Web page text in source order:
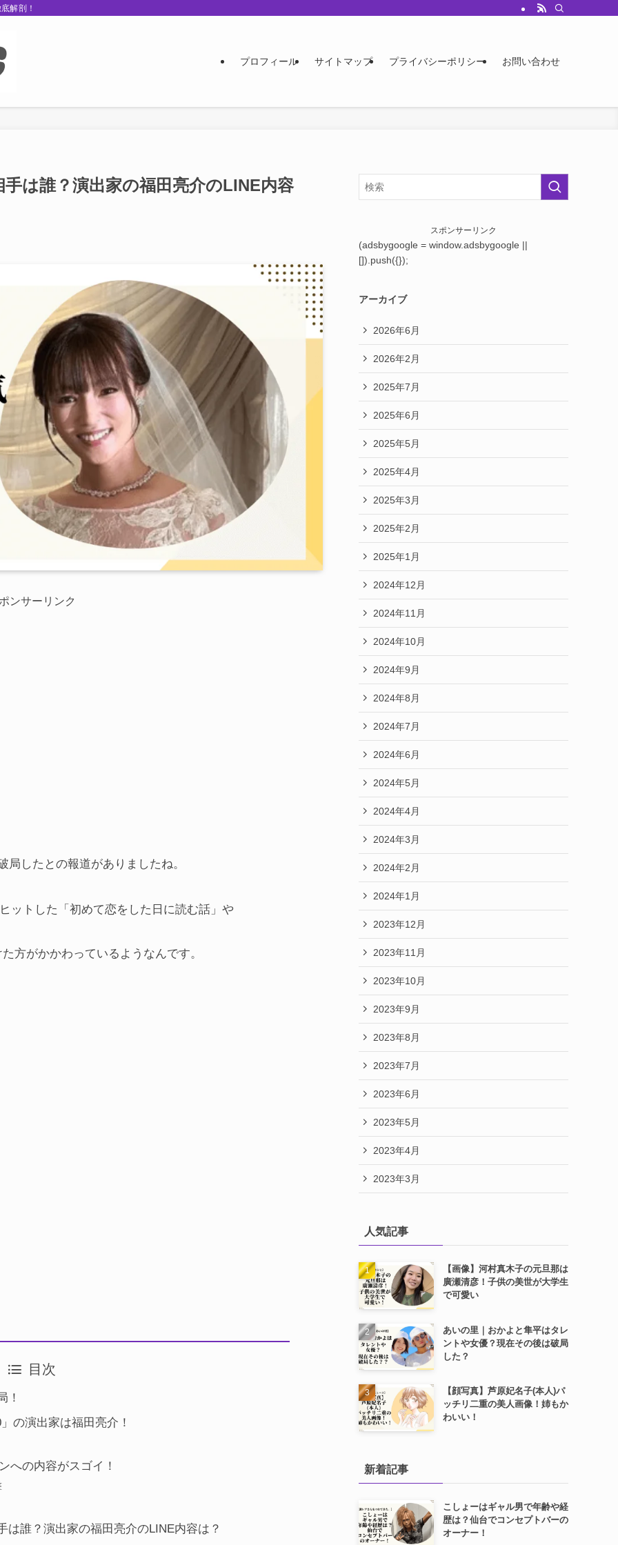
解剖！
プロフィール サイトマップ プライバシーポリシー お問い合わせ
は誰？演出家の福田亮介のLINE内容
ンサーリンク
局したとの報道がありましたね。
ットした「初めて恋をした日に読む話」や
方がかかわっているようなんです。
目次
！
の演出家は福田亮介！
への内容がスゴイ！
誰？演出家の福田亮介のLINE内容は？
スポンサーリンク
(adsbygoogle = window.adsbygoogle ||
[]).push({});
アーカイブ
2026年6月
2026年2月
2025年7月
2025年6月
2025年5月
2025年4月
2025年3月
2025年2月
2025年1月
2024年12月
2024年11月
2024年10月
2024年9月
2024年8月
2024年7月
2024年6月
2024年5月
2024年4月
2024年3月
2024年2月
2024年1月
2023年12月
2023年11月
2023年10月
2023年9月
2023年8月
2023年7月
2023年6月
2023年5月
2023年4月
2023年3月
人気記事
【画像】河村真木子の元旦那は
廣瀬清彦！子供の美世が大学生
で可愛い
あいの里｜おかよと隼平はタレ
ントや女優？現在その後は破局
した？
【顔写真】芦原妃名子(本人)パ
ッチリ二重の美人画像！姉もか
わいい！
新着記事
こしょーはギャル男で年齢や経
歴は？仙台でコンセプトバーの
オーナー！